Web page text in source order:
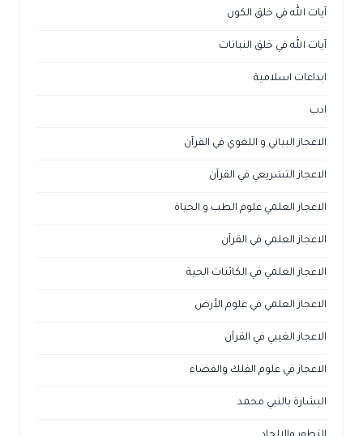
آيات الله في خلق الكون
آيات الله في خلق النباتات
ابداعات اسلامية
ادب
الاعجاز البياني و اللغوي في القرآن
الاعجاز التشريعي في القرآن
الاعجاز العلمي علوم الطب و الحياة
الاعجاز العلمي في القرآن
الاعجاز العلمي في الكائنات الحية
الاعجاز العلمي في علوم الأرض
الاعجاز الغيبي في القرآن
الاعجاز في علوم الفلك والفضاء
البشارة بالنبي محمد